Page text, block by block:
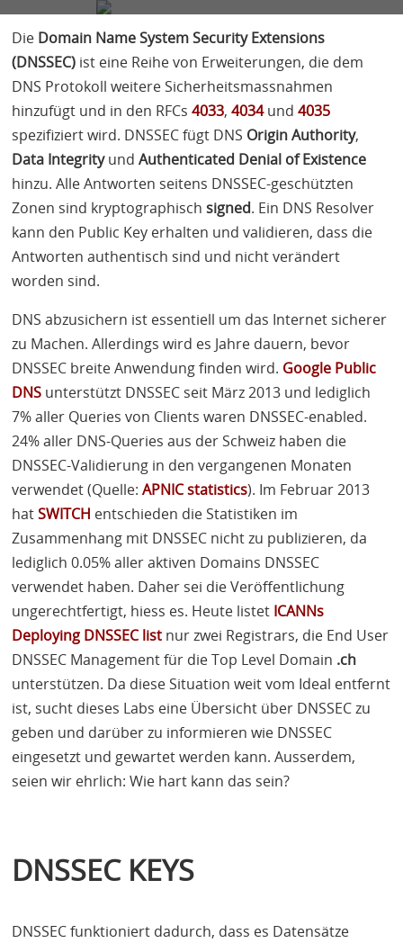
Michael Schneider 17 Minuten
Die Domain Name System Security Extensions
(DNSSEC) ist eine Reihe von Erweiterungen, die dem
DNS Protokoll weitere Sicherheitsmassnahmen
hinzufügt und in den RFCs4033,4034und4035
spezifiziert wird. DNSSECfügt DNS Origin Authority,
Data IntegrityundAuthenticated Denial of Existence
hinzu. Alle Antworten seitens DNSSEC-geschützten
Zonen sind kryptographischsigned. Ein DNS Resolver
kann den Public Key erhalten und validieren, dass die
Antworten authentisch sind und nicht verändert
worden sind.
DNS abzusichern ist essentiell um das Internet sicherer
zu Machen. Allerdings wird es Jahre dauern, bevor
DNSSEC breite Anwendung finden wird. Google Public
DNS unterstützt DNSSEC seit März 2013 und lediglich
7% aller Queries von Clients waren DNSSEC-enabled.
24% aller DNS-Queries aus der Schweiz haben die
DNSSEC-Validierung in den vergangenen Monaten
verwendet (Quelle:APNICstatistics). Im Februar 2013
hatSWITCH entschieden die Statistiken im
Zusammenhang mit DNSSEC nicht zu publizieren, da
lediglich 0.05% aller aktiven Domains DNSSEC
verwendet haben. Daher sei die Veröffentlichung
ungerechtfertigt, hiess es. Heute listet ICANNs
Deploying DNSSEClist nur zwei Registrars, die End User
DNSSEC Management für die Top Level Domain .ch
unterstützen. Da diese Situation weit vom Ideal entfernt
ist, sucht dieses Labs eine Übersicht über DNSSECzu
geben und darüber zu informieren wie DNSSEC
eingesetzt und gewartet werden kann. Ausserdem,
seien wir ehrlich: Wie hart kann das sein?
DNSSECKEYS
DNSSECfunktioniert dadurch, dass es Datensätze